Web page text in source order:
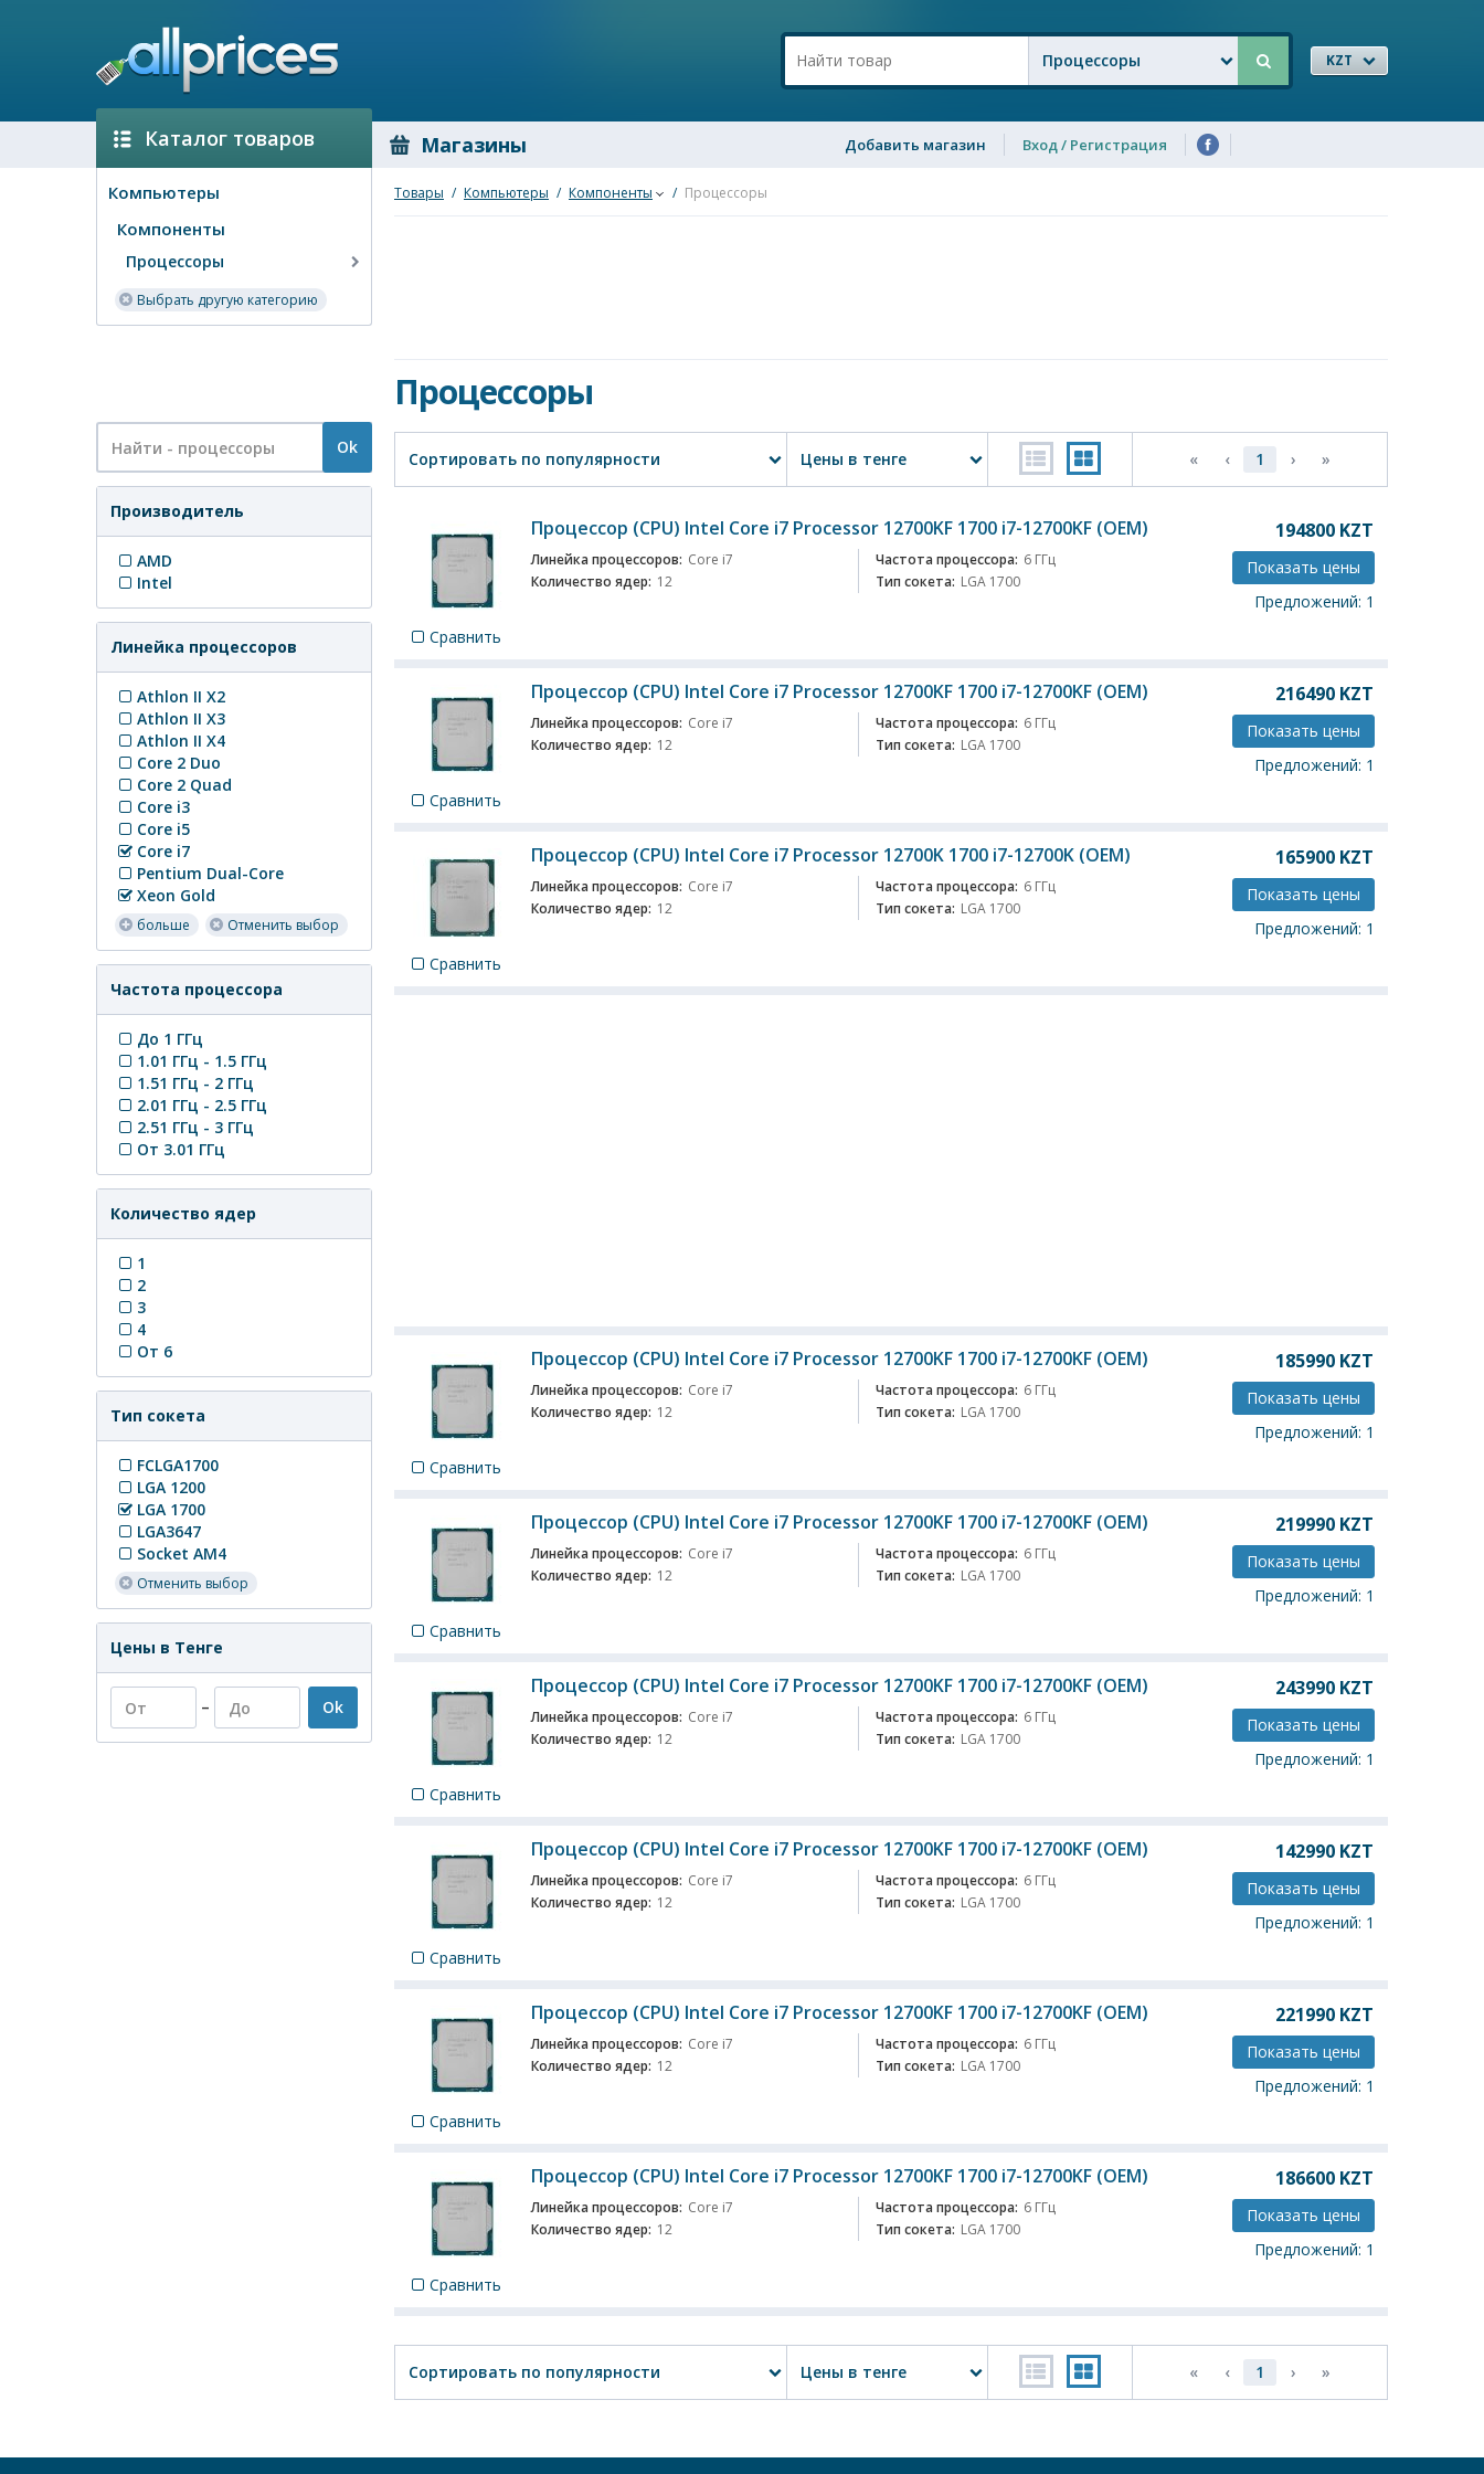
Процессоры KZT
Каталог товаров Магазины Добавить магазин Вход / Регистрация
Компьютеры
Компоненты
Процессоры
Выбрать другую категорию
Ok
Производитель
AMD
Intel
Линейка процессоров
Athlon II X2
Athlon II X3
Athlon II X4
Core 2 Duo
Core 2 Quad
Core i3
Core i5
Core i7
Pentium Dual-Core
Xeon Gold
больше Отменить выбор
Частота процессора
До 1 ГГц
1.01 ГГц - 1.5 ГГц
1.51 ГГц - 2 ГГц
2.01 ГГц - 2.5 ГГц
2.51 ГГц - 3 ГГц
От 3.01 ГГц
Количество ядер
1
2
3
4
От 6
Тип сокета
FCLGA1700
LGA 1200
LGA 1700
LGA3647
Socket AM4
Отменить выбор
Цены в Тенге
– Ok
Товары / Компьютеры / Компоненты / Процессоры
Процессоры
Сортировать по популярности Цены в тенге « ‹ 1 › »
Сравнить
Процессор (CPU) Intel Core i7 Processor 12700KF 1700 i7-12700KF (OEM)
Линейка процессоров: Core i7 Частота процессора: 6 ГГц
Количество ядер: 12 Тип сокета: LGA 1700
194800 KZT
Показать цены
Предложений: 1
Сравнить
Процессор (CPU) Intel Core i7 Processor 12700KF 1700 i7-12700KF (OEM)
Линейка процессоров: Core i7 Частота процессора: 6 ГГц
Количество ядер: 12 Тип сокета: LGA 1700
216490 KZT
Показать цены
Предложений: 1
Сравнить
Процессор (CPU) Intel Core i7 Processor 12700K 1700 i7-12700K (OEM)
Линейка процессоров: Core i7 Частота процессора: 6 ГГц
Количество ядер: 12 Тип сокета: LGA 1700
165900 KZT
Показать цены
Предложений: 1
Сравнить
Процессор (CPU) Intel Core i7 Processor 12700KF 1700 i7-12700KF (OEM)
Линейка процессоров: Core i7 Частота процессора: 6 ГГц
Количество ядер: 12 Тип сокета: LGA 1700
185990 KZT
Показать цены
Предложений: 1
Сравнить
Процессор (CPU) Intel Core i7 Processor 12700KF 1700 i7-12700KF (OEM)
Линейка процессоров: Core i7 Частота процессора: 6 ГГц
Количество ядер: 12 Тип сокета: LGA 1700
219990 KZT
Показать цены
Предложений: 1
Сравнить
Процессор (CPU) Intel Core i7 Processor 12700KF 1700 i7-12700KF (OEM)
Линейка процессоров: Core i7 Частота процессора: 6 ГГц
Количество ядер: 12 Тип сокета: LGA 1700
243990 KZT
Показать цены
Предложений: 1
Сравнить
Процессор (CPU) Intel Core i7 Processor 12700KF 1700 i7-12700KF (OEM)
Линейка процессоров: Core i7 Частота процессора: 6 ГГц
Количество ядер: 12 Тип сокета: LGA 1700
142990 KZT
Показать цены
Предложений: 1
Сравнить
Процессор (CPU) Intel Core i7 Processor 12700KF 1700 i7-12700KF (OEM)
Линейка процессоров: Core i7 Частота процессора: 6 ГГц
Количество ядер: 12 Тип сокета: LGA 1700
221990 KZT
Показать цены
Предложений: 1
Сравнить
Процессор (CPU) Intel Core i7 Processor 12700KF 1700 i7-12700KF (OEM)
Линейка процессоров: Core i7 Частота процессора: 6 ГГц
Количество ядер: 12 Тип сокета: LGA 1700
186600 KZT
Показать цены
Предложений: 1
Сортировать по популярности Цены в тенге « ‹ 1 › »